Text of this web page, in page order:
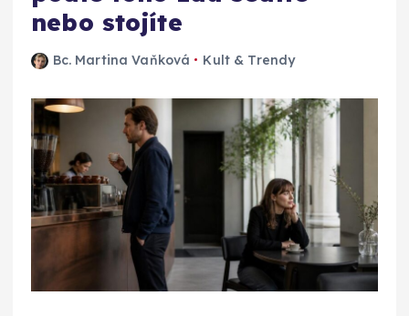
nebo stojíte
Bc. Martina Vaňková Kult & Trendy